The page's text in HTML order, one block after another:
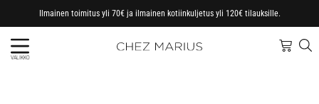
Ilmainen toimitus yli 70€ ja ilmainen kotiinkuljetus yli 120€ tilauksille.
VALIKKO